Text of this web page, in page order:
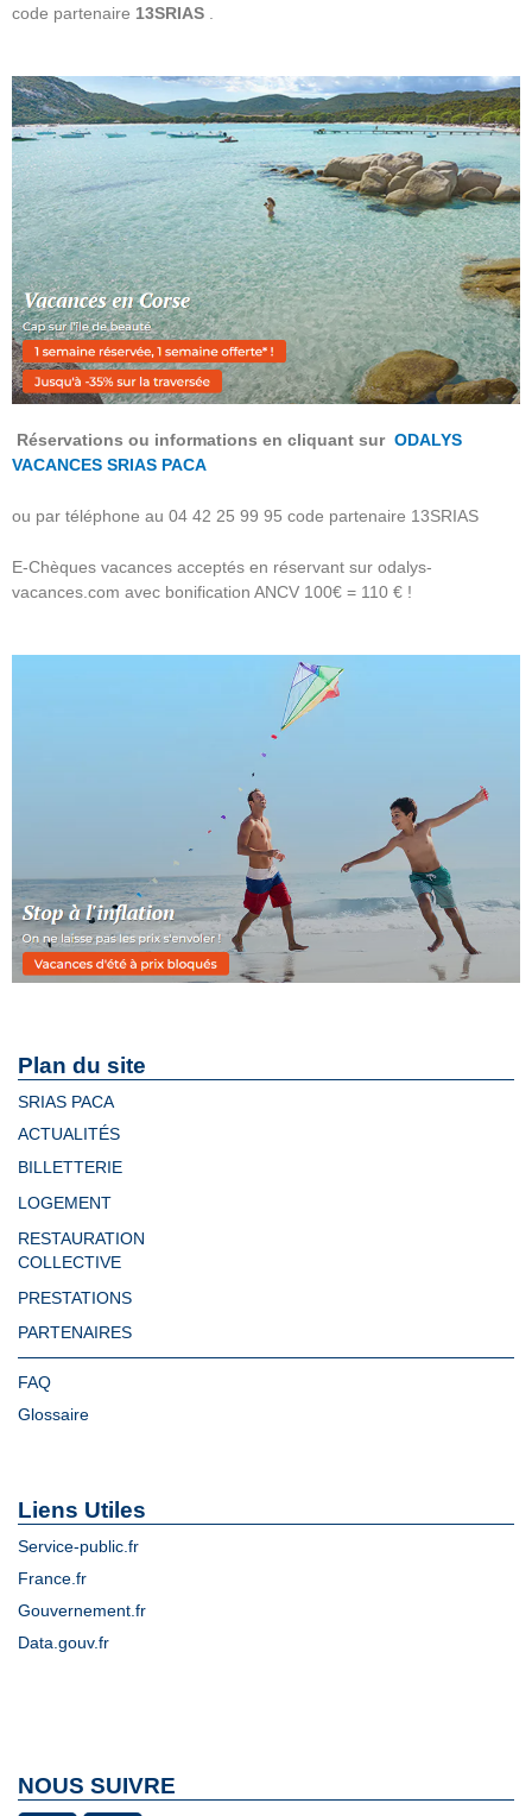
code partenaire 13SRIAS .
Réservations ou informations en cliquant sur ODALYS
VACANCES SRIAS PACA
ou par téléphone au 04 42 25 99 95 code partenaire 13SRIAS
E-Chèques vacances acceptés en réservant sur odalys-
vacances.com avec bonification ANCV 100€ = 110 € !
Plan du site
SRIAS PACA
ACTUALITÉS
BILLETTERIE
LOGEMENT
RESTAURATION
COLLECTIVE
PRESTATIONS
PARTENAIRES
FAQ
Glossaire
Liens Utiles
Service-public.fr
France.fr
Gouvernement.fr
Data.gouv.fr
NOUS SUIVRE